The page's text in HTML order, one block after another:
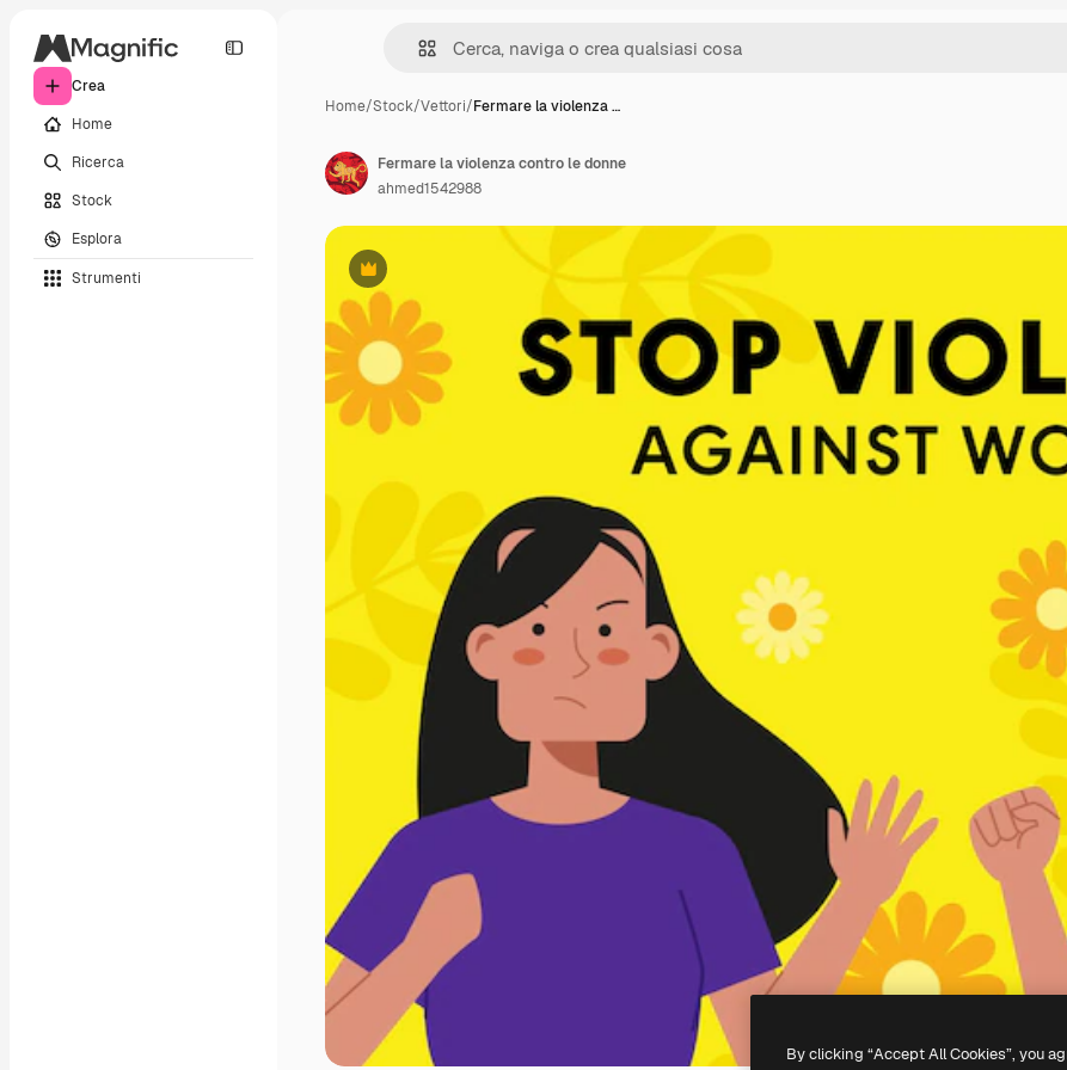
Crea
Home
Ricerca
Stock
Esplora
Strumenti
Home/Stock/Vettori/Fermare la violenza …
Premium
Fermare la violenza contro le donne
ahmed1542988
By clicking “Accept All Cookies”, you